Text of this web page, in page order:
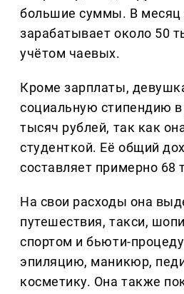
большие суммы. В месяц
зарабатывает около 50
учётом чаевых.
Кроме зарплаты,
социальную стипендию
тысяч рублей, так как
студенткой. Её общий
составляет примерно 68
На свои расходы она
путешествия, такси,
спортом и бьюти-
эпиляцию, маникюр,
косметику. Она также